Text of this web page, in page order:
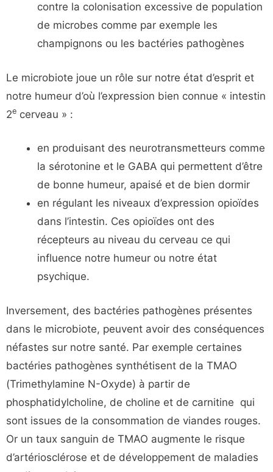
contre la colonisation excessive de population
de microbes comme par exemple les
champignons ou les bactéries pathogènes
Le microbiote joue un rôle sur notre état d’esprit et
notre humeur d’où l’expression bien connue « intestin
2e cerveau » :
en produisant des neurotransmetteurs comme
la sérotonine et le GABA qui permettent d’être
de bonne humeur, apaisé et de bien dormir
en régulant les niveaux d’expression opioïdes
dans l’intestin. Ces opioïdes ont des
récepteurs au niveau du cerveau ce qui
influence notre humeur ou notre état
psychique.
Inversement, des bactéries pathogènes présentes
dans le microbiote, peuvent avoir des conséquences
néfastes sur notre santé. Par exemple certaines
bactéries pathogènes synthétisent de la TMAO
(Trimethylamine N-Oxyde) à partir de
phosphatidylcholine, de choline et de carnitine qui
sont issues de la consommation de viandes rouges.
Or un taux sanguin de TMAO augmente le risque
d’artériosclérose et de développement de maladies